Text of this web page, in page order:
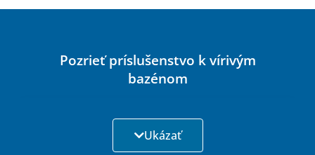
Pozrieť príslušenstvo k vírivým
bazénom
Ukázať